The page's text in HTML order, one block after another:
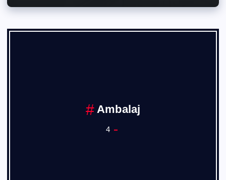
Ambalaj
4